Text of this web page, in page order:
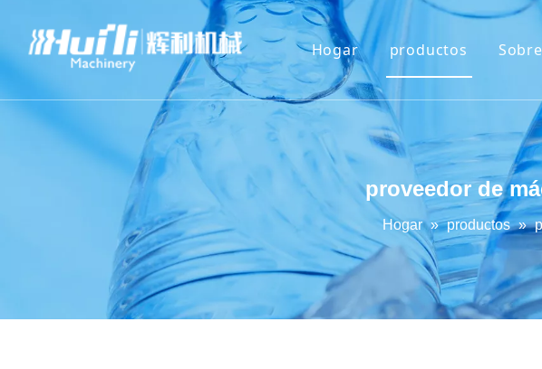
Hogar productos
Máquina de
Máquina de
Máquina de
Máquina de
Máquina de
proveedor de
Hogar » productos »